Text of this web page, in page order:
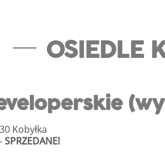
OSIEDLE
Kobyłka
SPRZEDANE!